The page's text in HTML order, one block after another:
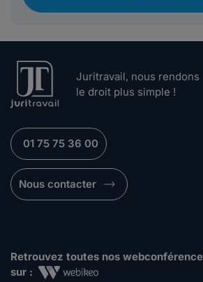
Juritravail, nous rendons
le droit plus simple !
01 75 75 36 00
Nous contacter
Retrouvez toutes nos
sur :